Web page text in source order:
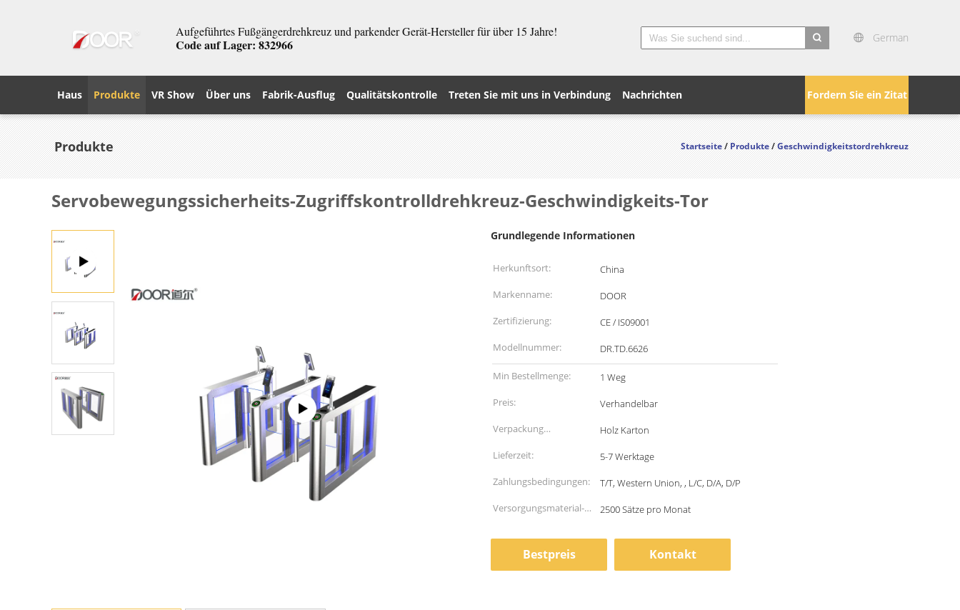
Aufgeführtes Fußgängerdrehkreuz und parkender Gerät-Hersteller für über 15 Jahre!
Code auf Lager: 832966 German
Fordern Sie ein Zitat
Haus Produkte VR Show Über uns Fabrik-Ausflug Qualitätskontrolle Treten Sie mit uns in Verbindung Nachrichten
Produkte Startseite/Produkte/Geschwindigkeitstordrehkreuz
Servobewegungssicherheits-Zugriffskontrolldrehkreuz-Geschwindigkeits-Tor
Grundlegende Informationen
Herkunftsort:
China
Markenname:
DOOR
Zertifizierung:
CE / IS09001
Modellnummer:
DR.TD.6626
Min Bestellmenge:
1 Weg
Preis:
Verhandelbar
Verpackung
Informationen:
Holz Karton
Lieferzeit:
5-7 Werktage
Zahlungsbedingungen:
T/T, Western Union, , L/C, D/A, D/P
Versorgungsmaterial-
2500 Sätze pro Monat
Bestpreis Kontakt